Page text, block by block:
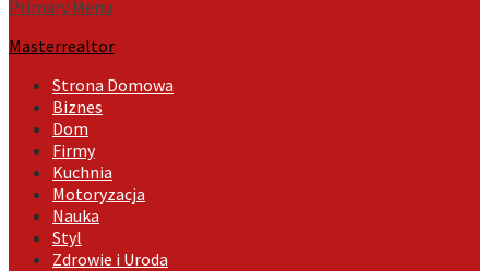
Primary Menu
Masterrealtor
Strona Domowa
Biznes
Dom
Firmy
Kuchnia
Motoryzacja
Nauka
Styl
Zdrowie i Uroda